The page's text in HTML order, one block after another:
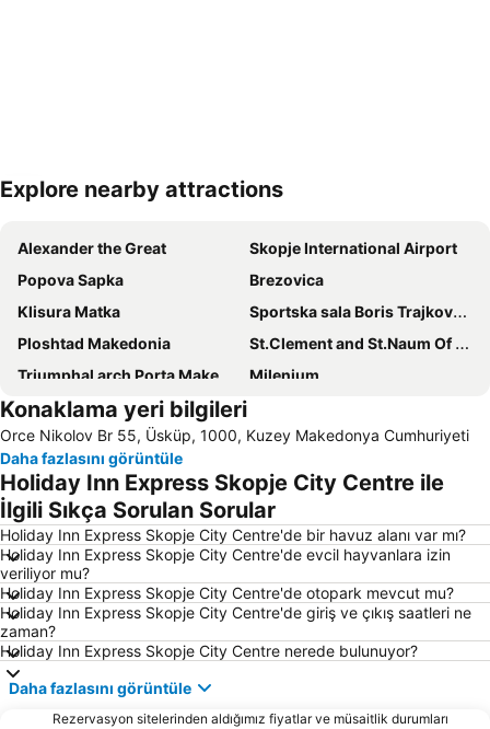
Haritayı genişlet
Explore nearby attractions
Alexander the Great
Skopje International Airport
Popova Sapka
Brezovica
Klisura Matka
Sportska sala Boris Trajkovski
Ploshtad Makedonia
St.Clement and St.Naum Of Ohrid
Triumphal arch Porta Makedonia
Milenium
Spomenik na car Samoil
Nacionalna Galerija na Makedonija - Izložben prostor Cifte Amam
Justinian I
Konaklama yeri bilgileri
Orce Nikolov Br 55, Üsküp, 1000, Kuzey Makedonya Cumhuriyeti
Daha fazlasını görüntüle
Holiday Inn Express Skopje City Centre ile
İlgili Sıkça Sorulan Sorular
Holiday Inn Express Skopje City Centre'de bir havuz alanı var mı?
Holiday Inn Express Skopje City Centre'de evcil hayvanlara izin
veriliyor mu?
Holiday Inn Express Skopje City Centre'de otopark mevcut mu?
Holiday Inn Express Skopje City Centre'de giriş ve çıkış saatleri ne
zaman?
Holiday Inn Express Skopje City Centre nerede bulunuyor?
Daha fazlasını görüntüle
Rezervasyon sitelerinden aldığımız fiyatlar ve müsaitlik durumları